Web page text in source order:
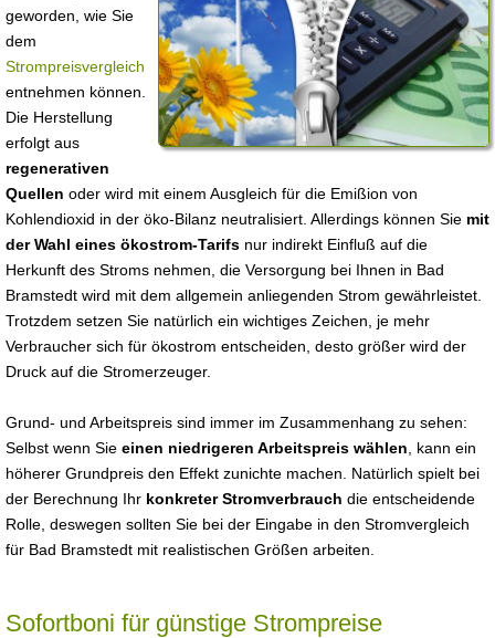
geworden, wie Sie
dem
Strompreisvergleich
entnehmen können.
Die Herstellung
erfolgt aus
regenerativen
Quellen oder wird mit einem Ausgleich für die Emißion von
Kohlendioxid in der öko-Bilanz neutralisiert. Allerdings können Sie mit
der Wahl eines ökostrom-Tarifs nur indirekt Einfluß auf die
Herkunft des Stroms nehmen, die Versorgung bei Ihnen in Bad
Bramstedt wird mit dem allgemein anliegenden Strom gewährleistet.
Trotzdem setzen Sie natürlich ein wichtiges Zeichen, je mehr
Verbraucher sich für ökostrom entscheiden, desto größer wird der
Druck auf die Stromerzeuger.
Grund- und Arbeitspreis sind immer im Zusammenhang zu sehen:
Selbst wenn Sie einen niedrigeren Arbeitspreis wählen , kann ein
höherer Grundpreis den Effekt zunichte machen. Natürlich spielt bei
der Berechnung Ihr konkreter Stromverbrauch die entscheidende
Rolle, deswegen sollten Sie bei der Eingabe in den Stromvergleich
für Bad Bramstedt mit realistischen Größen arbeiten.
Sofortboni für günstige Strompreise